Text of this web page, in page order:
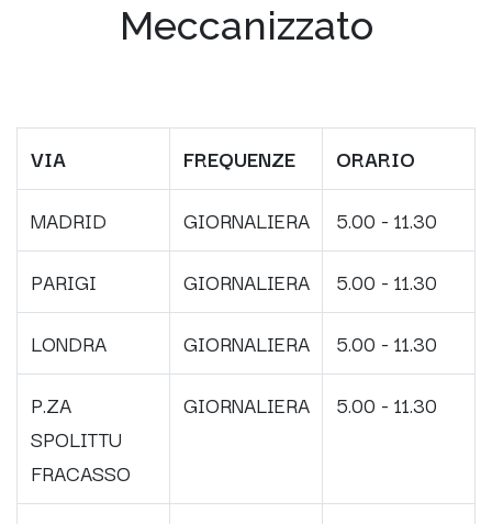
Meccanizzato
VIA FREQUENZE
ORARIO
MADRID
GIORNALIERA
5.00 - 11.30
PARIGI
GIORNALIERA
5.00 - 11.30
LONDRA
GIORNALIERA
5.00 - 11.30
P.ZA
SPOLITTU
FRACASSO
GIORNALIERA 5.00 - 11.30